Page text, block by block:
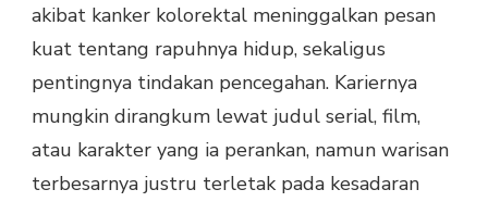
akibat kanker kolorektal meninggalkan pesan
kuat tentang rapuhnya hidup, sekaligus
pentingnya tindakan pencegahan. Kariernya
mungkin dirangkum lewat judul serial, film,
atau karakter yang ia perankan, namun warisan
terbesarnya justru terletak pada kesadaran